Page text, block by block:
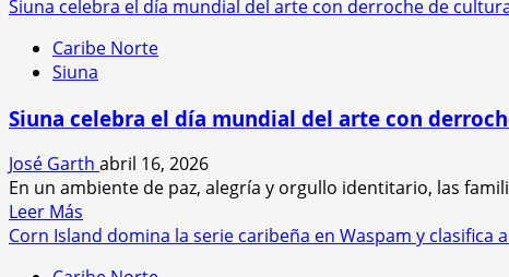
a
la
Gran
Final
de
la
LXXV
Serie
Caribe
más
de
La
de
Grande
y
Corn
Island
dominan
Siuna celebra el día mundial del arte con derroche de
Caribe Norte
Siuna
Siuna celebra el día mundial del arte con
José Garth abril 16, 2026
En un ambiente de paz, alegría y orgullo identitario, las
Leer Más
más
Corn Island domina la serie caribeña en Waspam y clasifica